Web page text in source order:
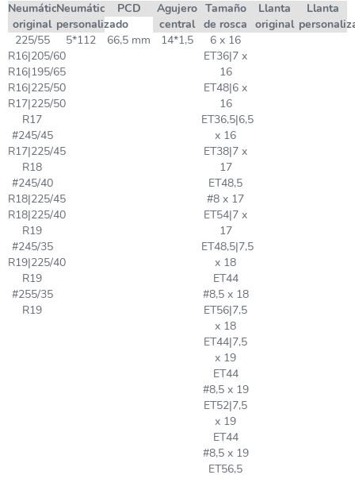
Neumático
original
Neumático
personalizado
PCD
Agujero
central
Tamaño
de rosca
Llanta
original
Llanta
225/55
R16|205/60
R16|195/65
R16|225/50
R17|225/50
R17
#245/45
R17|225/45
R18
#245/40
R18|225/45
R18|225/40
R19
#245/35
R19|225/40
R19
#255/35
R19
5*112 66,5 mm 14*1,5
6 x 16
ET36|7 x
16
ET48|6 x
16
ET36,5|6,5
x 16
ET38|7 x
17
ET48,5
#8 x 17
ET54|7 x
17
ET48,5|7,5
x 18
ET44
#8,5 x 18
ET56|7,5
x 18
ET44|7,5
x 19
ET44
#8,5 x 19
ET52|7,5
x 19
ET44
#8,5 x 19
ET56,5